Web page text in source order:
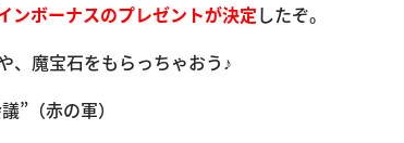
ンボーナスのプレゼントが決定したぞ。
、魔宝石をもらっちゃおう♪
”（赤の軍）